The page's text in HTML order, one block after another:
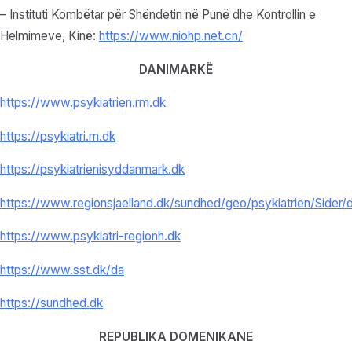
– Instituti Kombëtar për Shëndetin në Punë dhe Kontrollin e
Helmimeve, Kinë: https://www.niohp.net.cn/
DANIMARKË
https://www.psykiatrien.rm.dk
https://psykiatri.rn.dk
https://psykiatrienisyddanmark.dk
https://www.regionsjaelland.dk/sundhed/geo/psykiatrien/Sider/
https://www.psykiatri-regionh.dk
https://www.sst.dk/da
https://sundhed.dk
REPUBLIKA DOMENIKANE